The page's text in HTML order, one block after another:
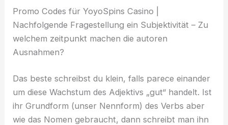
Promo Codes für YoyoSpins Casino |
Nachfolgende Fragestellung ein Subjektivität – Zu
welchem zeitpunkt machen die autoren
Ausnahmen?
Das beste schreibst du klein, falls parece einander
um diese Wachstum des Adjektivs „gut“ handelt. Ist
ihr Grundform (unser Nennform) des Verbs aber
wie das Nomen gebraucht, dann schreibt man ihn